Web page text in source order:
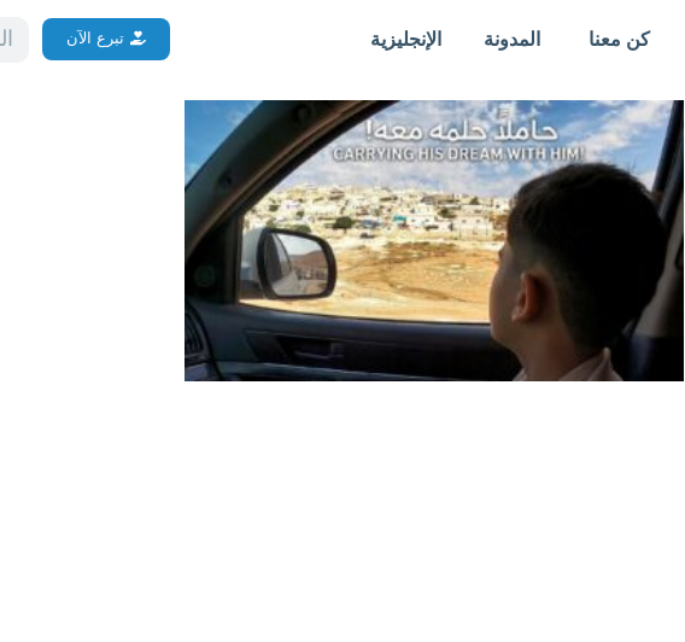
كن معنا المدونة الإنجليزية تبرع الآن